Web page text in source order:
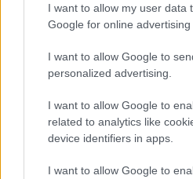
I want to allow my user data
Google for online advertising
I want to allow Google to
personalized advertising.
I want to allow Google to
related to analytics like
device identifiers in apps.
I want to allow Google to